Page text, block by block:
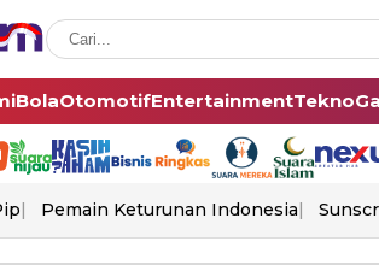
BolaOtomotifEntertainmentTekno
Pemain Keturunan Indonesia